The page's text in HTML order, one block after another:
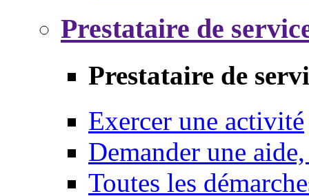
Prestataire de
Prestataire de
Exercer une activité
Demander une
Toutes les